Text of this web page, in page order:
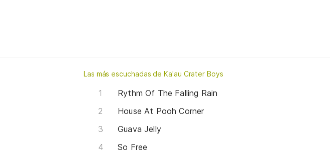
Las más escuchadas de Ka'au Crater Boys
Rythm Of The Falling Rain
House At Pooh Corner
Guava Jelly
So Free